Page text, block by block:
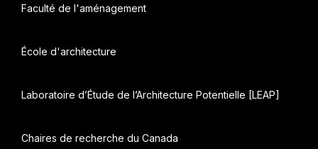
Faculté de l'aménagement
École d'architecture
Laboratoire d’Étude de l’Architecture Potentielle [LEAP]
Chaires de recherche du Canada